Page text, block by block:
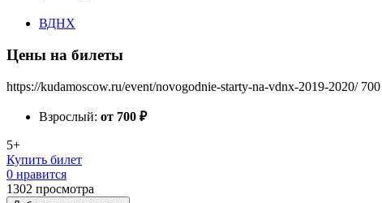
ВДНХ
Цены на билеты
https://kudamoscow.ru/event/novogodnie-starty-na-vdnx-2019-2020/ 700
Взрослый: от 700 ₽
5+
Купить билет
0 нравится
1302 просмотра